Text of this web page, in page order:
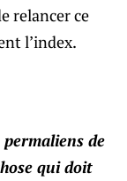
relancer ce
l’index.
de
qui doit